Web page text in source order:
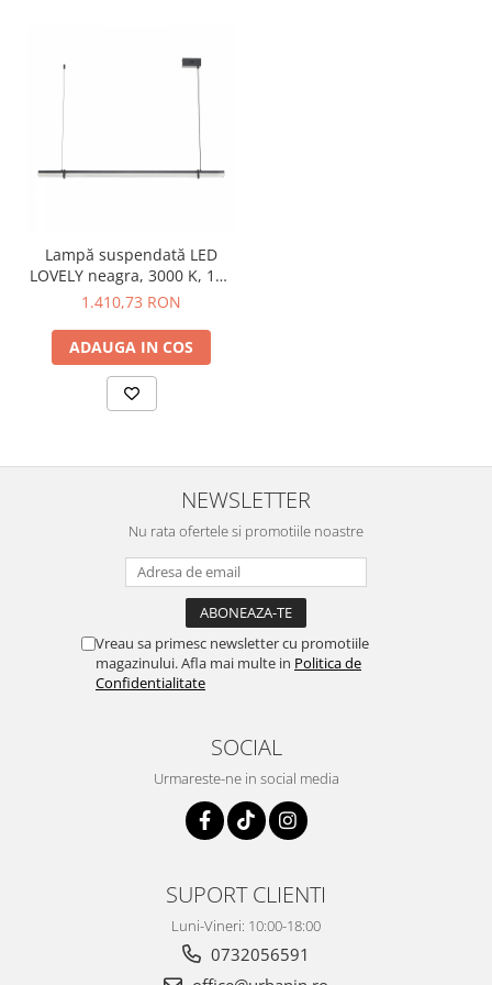
Lampă suspendată LED
LOVELY neagra, 3000 K, 120
cm
1.410,73 RON
ADAUGA IN COS
NEWSLETTER
Nu rata ofertele si promotiile noastre
Vreau sa primesc newsletter cu promotiile
magazinului. Afla mai multe in Politica de
Confidentialitate
SOCIAL
Urmareste-ne in social media
SUPORT CLIENTI
Luni-Vineri: 10:00-18:00
0732056591